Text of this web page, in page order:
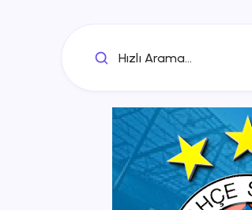
Hızlı Arama...